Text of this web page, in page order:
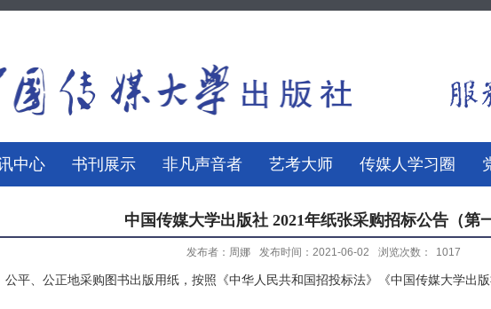
中心 书刊展示 非凡声音者 艺考大师 传媒人学习圈
中国传媒大学出版社 2021年纸张采购招标公告（第
发布者：周娜 发布时间：2021-06-02 浏览次数： 1017
平、公正地采购图书出版用纸，按照《中华人民共和国招投标法》《中国传媒大学出